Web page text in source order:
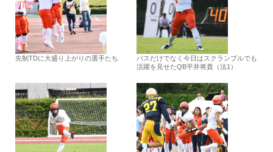
先制TDに大盛り上がりの選手たち
パスだけでなく今日はスクランブルでも
活躍を見せたQB平井将貴（法1）